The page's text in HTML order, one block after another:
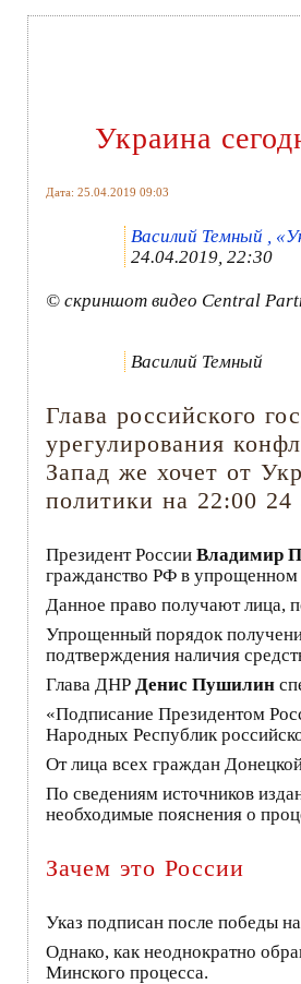
Украина
Дата: 25.04.2019 09:03
Василий Темный ,
24.04.2019, 22:30
© скриншот видео Central
Василий Темный
Глава российского
урегулирования
Запад же хочет от
политики на 22:00 24
Президент России Владимир
гражданство РФ в упрощенном
Данное право получают лица,
Упрощенный порядок
подтверждения наличия
Глава ДНР Денис Пушилин
«Подписание Президентом
Народных Республик
От лица всех граждан
По сведениям источников
необходимые пояснения о
Зачем это России
Указ подписан после победы
Однако, как неоднократно
Минского процесса.